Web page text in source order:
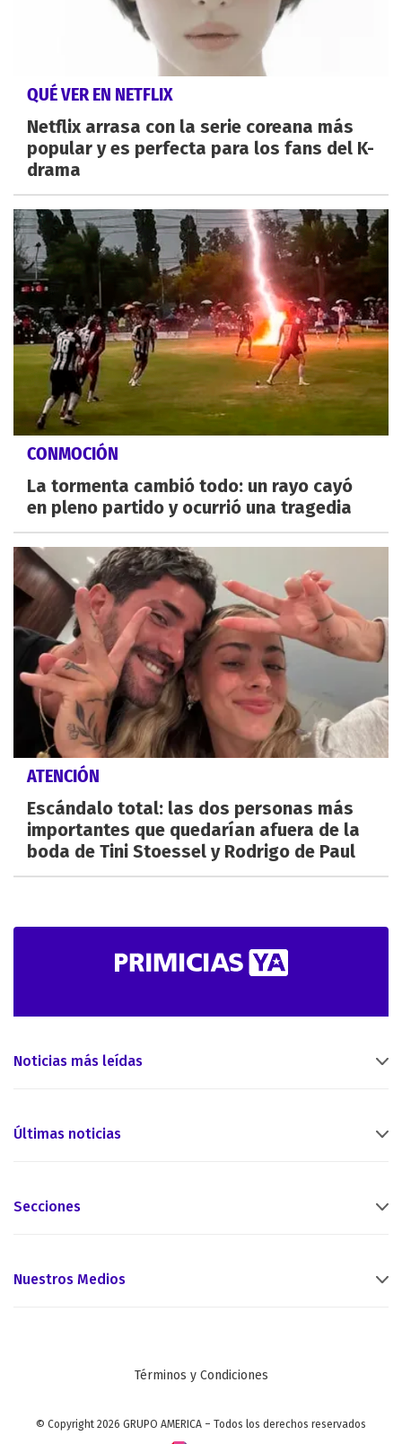
QUÉ VER EN NETFLIX
Netflix arrasa con la serie coreana más
popular y es perfecta para los fans del K-
drama
CONMOCIÓN
La tormenta cambió todo: un rayo cayó
en pleno partido y ocurrió una tragedia
ATENCIÓN
Escándalo total: las dos personas más
importantes que quedarían afuera de la
boda de Tini Stoessel y Rodrigo de Paul
Noticias más leídas
Últimas noticias
Secciones
Nuestros Medios
Términos y Condiciones
© Copyright 2026 GRUPO AMERICA – Todos los derechos reservados